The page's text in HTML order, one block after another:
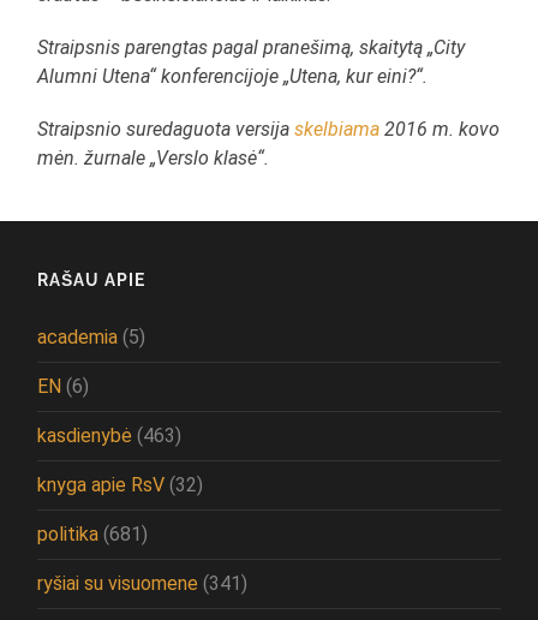
Straipsnis parengtas pagal pranešimą, skaitytą „City
Alumni Utena“ konferencijoje „Utena, kur eini?“.
Straipsnio suredaguota versijaskelbiama 2016 m. kovo
mėn. žurnale „Verslo klasė“.
RAŠAU APIE
academia (5)
EN (6)
kasdienybė (463)
knyga apie RsV (32)
politika (681)
ryšiai su visuomene (341)